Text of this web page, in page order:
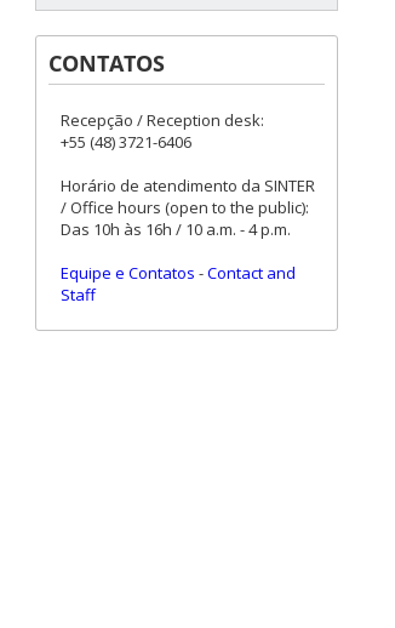
CONTATOS
Recepção / Reception desk:
+55 (48) 3721-6406
Horário de atendimento da SINTER
/ Office hours (open to the public):
Das 10h às 16h / 10 a.m. - 4 p.m.
Equipe e Contatos -Contact and
Staff